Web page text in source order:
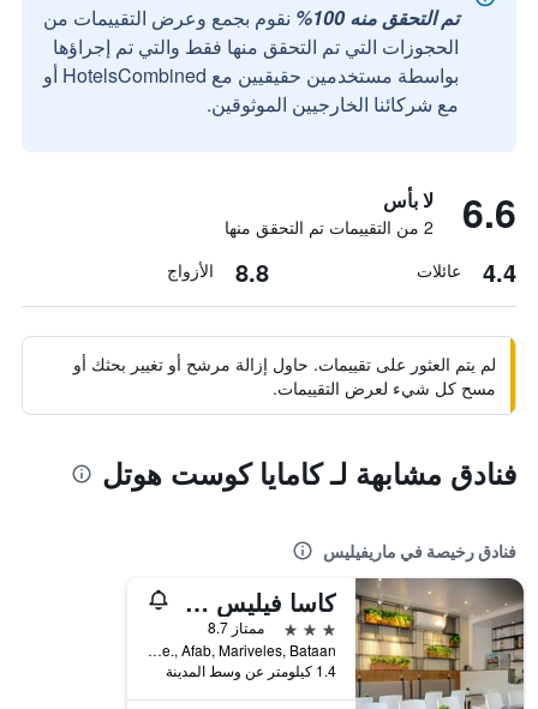
تم التحقق منه 100%
نقوم بجمع وعرض التقييمات من
الحجوزات التي تم التحقق منها فقط والتي تم إجراؤها
بواسطة مستخدمين حقيقيين مع HotelsCombined أو
مع شركائنا الخارجيين الموثوقين.
6.6 لا بأس
2 من التقييمات تم التحقق منها
4.4 عائلات 8.8 الأزواج
لم يتم العثور على تقييمات. حاول إزالة مرشح أو تغيير بحثك أو
مسح كل شيء لعرض التقييمات.
فنادق مشابهة لـ كامايا كوست هوتل
فنادق رخيصة في ماريفيليس
كاسا فيليس هوتل
3 نجوم
ممتاز 8.7
Lot A Commercial Area 8th Ave., Afab, Mariveles, Bataan, ماريفيليس, الفلبين
1.4 كيلومتر عن وسط المدينة